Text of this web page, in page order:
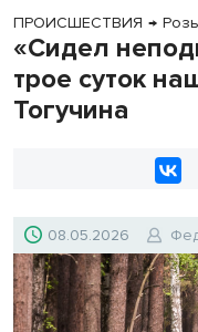
ПРОИСШЕСТВИЯ →
«Сидел
трое суток
Тогучина
08.05.2026